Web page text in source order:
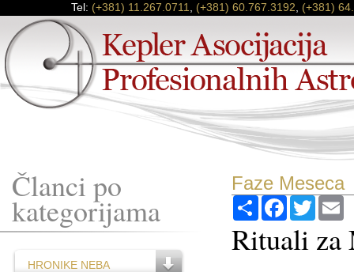
Tel: (+381) 11.267.0711 (+381) 60.767.3192 (+381)
Članci po
kategorijama
HRONIKE NEBA
Faze Meseca
PodijeliFacebook
Twitter
Rituali za